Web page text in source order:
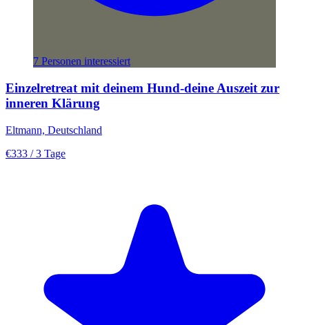
7 Personen interessiert
Einzelretreat mit deinem Hund-deine Auszeit zur
inneren Klärung
Eltmann, Deutschland
€333 / 3 Tage